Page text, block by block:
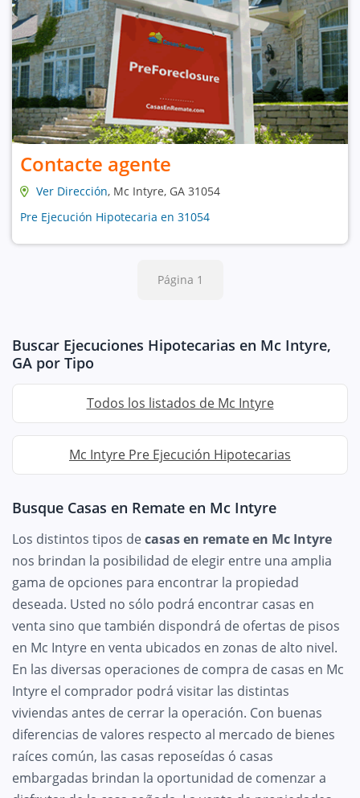
Contacte agente
Ver Dirección, Mc Intyre, GA 31054
Pre Ejecución Hipotecaria en 31054
Página 1
Buscar Ejecuciones Hipotecarias en Mc Intyre,
GA por Tipo
Todos los listados de Mc Intyre
Mc Intyre Pre Ejecución Hipotecarias
Busque Casas en Remate en Mc Intyre
Los distintos tipos decasas en remate en Mc Intyre
nos brindan la posibilidad de elegir entre una amplia
gama de opciones para encontrar la propiedad
deseada. Usted no sólo podrá encontrar casas en
venta sino que también dispondrá de ofertas de pisos
en Mc Intyre en venta ubicados en zonas de alto nivel.
En las diversas operaciones de compra de casas en Mc
Intyre el comprador podrá visitar las distintas
viviendas antes de cerrar la operación. Con buenas
diferencias de valores respecto al mercado de bienes
raíces común, las casas reposeídas ó casas
embargadas brindan la oportunidad de comenzar a